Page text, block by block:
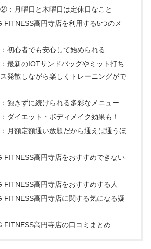
：月曜日と木曜日は定休日なこと
FITNESS高円寺店を利用する5つのメ
初心者でも安心して始められる
最新のIOTサンドバッグやミット打ち
発散しながら楽しくトレーニングがで
飽きずに続けられる多彩なメニュー
ダイエット・ボディメイク効果も！
月額定額通い放題だから通えば通うほ
FITNESS高円寺店をおすすめできない
FITNESS高円寺店をおすすめする人
FITNESS高円寺店に関する気になる疑
FITNESS高円寺店の口コミまとめ